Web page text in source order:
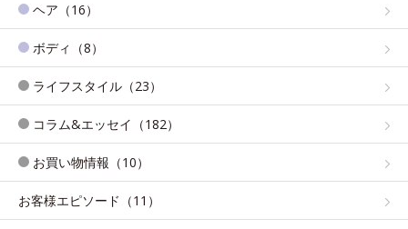
ヘア（16）
ボディ（8）
ライフスタイル（23）
コラム&エッセイ（182）
お買い物情報（10）
お客様エピソード（11）